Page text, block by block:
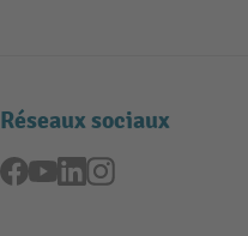
Réseaux sociaux
Facebook
YouTubeLinkedInInstagram